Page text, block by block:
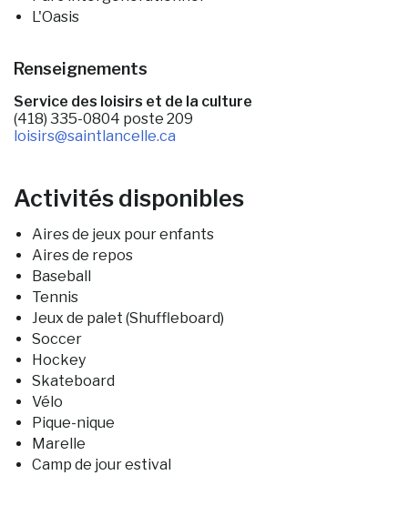
L'Oasis
Renseignements
Service des loisirs et de la culture
(418) 335-0804 poste 209
loisirs@saintlancelle.ca
Activités disponibles
Aires de jeux pour enfants
Aires de repos
Baseball
Tennis
Jeux de palet (Shuffleboard)
Soccer
Hockey
Skateboard
Vélo
Pique-nique
Marelle
Camp de jour estival